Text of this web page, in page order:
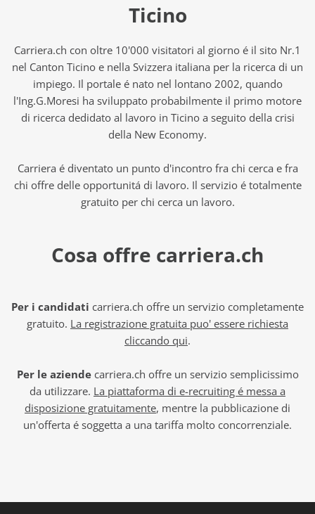
Ticino
Carriera.ch con oltre 10'000 visitatori al giorno é il sito Nr.1
nel Canton Ticino e nella Svizzera italiana per la ricerca di un
impiego. Il portale é nato nel lontano 2002, quando
l'Ing.G.Moresi ha sviluppato probabilmente il primo motore
di ricerca dedidato al lavoro in Ticino a seguito della crisi
della New Economy.
Carriera é diventato un punto d'incontro fra chi cerca e fra
chi offre delle opportunitá di lavoro. Il servizio é totalmente
gratuito per chi cerca un lavoro.
Cosa offre carriera.ch
Per i candidati carriera.ch offre un servizio completamente
gratuito. La registrazione gratuita puo' essere richiesta
cliccando qui.
Per le aziendecarriera.ch offre un servizio semplicissimo
da utilizzare. La piattaforma di e-recruiting é messa a
disposizione gratuitamente, mentre la pubblicazione di
un'offerta é soggetta a una tariffa molto concorrenziale.